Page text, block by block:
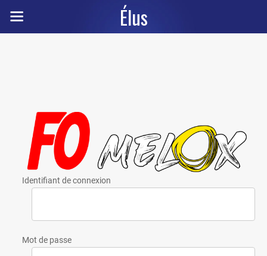
Élus
Identifiant de connexion
Mot de passe